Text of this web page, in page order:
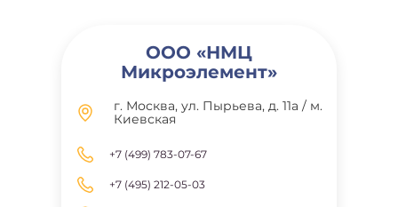
ООО «НМЦ
Микроэлемент»
г. Москва, ул. Пырьева, д. 11а / м.
Киевская
+7 (499) 783-07-67
+7 (495) 212-05-03